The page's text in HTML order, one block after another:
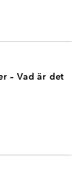
– Vad är det